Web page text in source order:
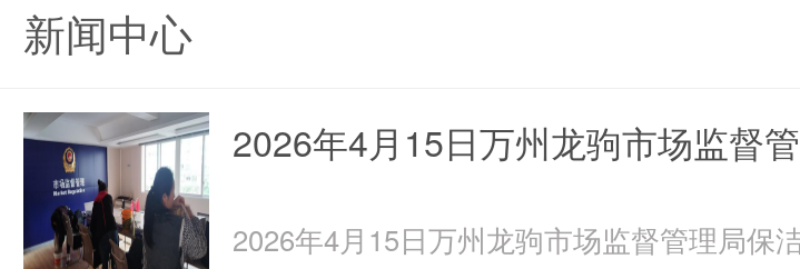
新闻中心
2026年4月15日万州龙驹市场监督管